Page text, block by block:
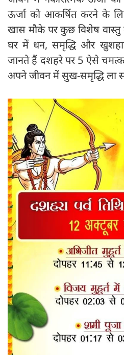
ऊर्जा को आकर्षित करने के
खास मौके पर कुछ विशेष
घर में धन, समृद्धि और
जानते हैं दशहरे पर 5 ऐसे
अपने जीवन में सुख-समृद्धि ला